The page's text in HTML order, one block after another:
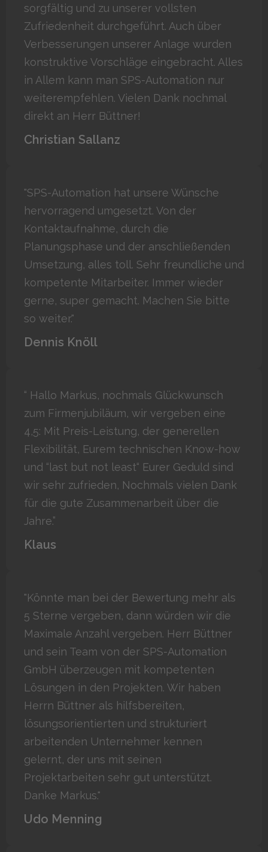
sorgfältig und zu unserer vollsten
Zufriedenheit durchgeführt. Auch über
Verbesserungen unserer Anlage wurden
konstruktive Vorschläge eingebracht. Alles
in Allem kann man SPS-Automation nur
weiterempfehlen. Vielen Dank nochmal
direkt an Herr Büttner!
Christian Sallanz
"SPS-Automation hat unsere Wünsche
hervorragend umgesetzt. Von der
Kontaktaufnahme, durch die
Planungsphase und der anschließenden
Umsetzung, alles toll. Sehr freundliche und
kompetente Mitarbeiter. Immer wieder
gerne, super gemacht. Machen Sie bitte
so weiter."
Dennis Knöll
“ Hallo Markus, nochmals Glückwunsch
zum Firmenjubiläum, wir vergeben eine
4,5: Mit Preis-Leistung, der generellen
Flexibilität, Eurem technischen Know-how
und “last but not least“ Eurer Geduld sind
wir sehr zufrieden, Nochmals vielen Dank
für die gute Zusammenarbeit über die
Jahre.”
Klaus
"Könnte man bei der Bewertung mehr als
5 Sterne vergeben, dann würden wir die
Maximale Anzahl vergeben. Herr Büttner
und sein Team von der SPS-Automation
GmbH überzeugen mit kompetenten
Lösungen in den Projekten. Wir haben
Herrn Büttner als hilfsbereiten,
lösungsorientierten und strukturiert
arbeitenden Unternehmer kennen
gelernt, der uns mit seinen
Projektarbeiten sehr gut unterstützt.
Danke Markus."
Udo Menning